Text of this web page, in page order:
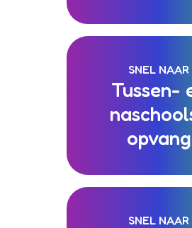
SNEL NAAR
Tussen-
opvang
SNEL NAAR